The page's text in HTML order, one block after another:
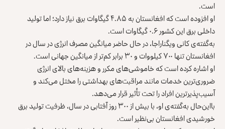
است.
او افزوده است که افغانستان به ۴.۸۵ گیگاوات برق نیاز دارد؛ اما تولید
داخلی برق این کشور ۰.۶ گیگاوات است.
به‌گفته‌ی کانی ویگناراجا، در حال حاضر میانگین مصرف انرژی در سال در
افغانستان تنها ۷۰۰ کیلووات و ۳۰ برابر کم‌تر از میانگین جهانی است.
او اشاره کرده است که خاموشی‌های مکرر و هزینه‌های بالای انرژی
ضروری‌ترین خدمات مانند مراقبت‌های بهداشتی را مختل می‌کند و
آسیب‌پذیرترین افراد را تحت تأثیر قرار می‌دهد.
بااین‌حال به‌گفته‌ی او، با بیش از ۳۰۰ روز آفتابی در سال، ظرفیت تولید برق
خورشیدی افغانستان بی‌نظیر است.